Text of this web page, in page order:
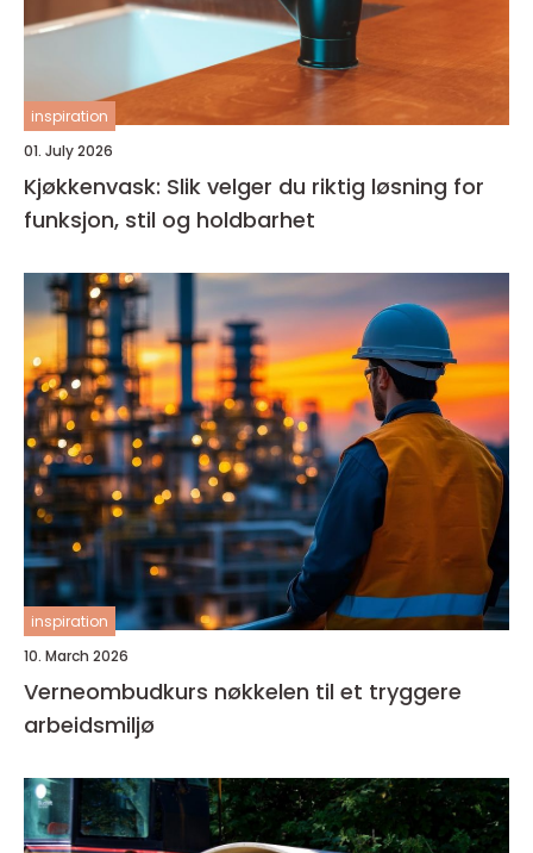
inspiration
01. July 2026
Kjøkkenvask: Slik velger du riktig løsning for
funksjon, stil og holdbarhet
inspiration
10. March 2026
Verneombudkurs nøkkelen til et tryggere
arbeidsmiljø